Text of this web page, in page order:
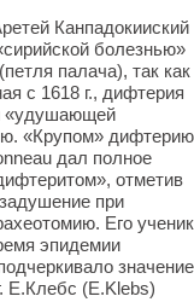
Канпадокииский
болезнью»
палача), так как
с 1618 г., дифтерия
«удушающей
«Крупом» дифтерию
дал полное
отметив
при
Его ученик
эпидемии
значение
Е.Клебс (E.Klebs)